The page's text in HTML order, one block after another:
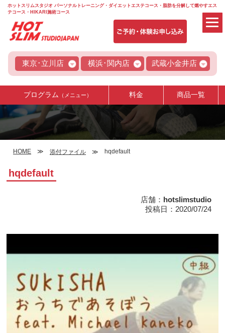
ホットスリムスタジオ パーソナルトレーニング・ダイエットエステコース・脂肪を分解して燃やすエス
テコース・HIKARI施術コース
東京･立川店 横浜･関内店 武蔵小金井店
プログラム （メニュー） 料金 商品一覧
HOME 添付ファイル hqdefault
hqdefault
店舗： hotslimstudio
投稿日：2020/07/24